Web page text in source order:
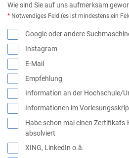
Wie sind Sie auf uns aufmerksam
* Notwendiges Feld (es ist mindestens ein
Google oder andere
Instagram
E-Mail
Empfehlung
Information an der Hochschule/
Informationen im
Habe schon mal einen Zertifikats-
absolviert
XING, LinkedIn o.ä.